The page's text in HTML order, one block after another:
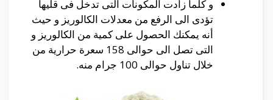
و كلما زادت المكونات التى تدخل فى قليها
تؤدى الى الرفع من معدلات الكالوريز و حيث
أنه يمكنك الحصول على كمية من الكالوريز و
التى تصل الى حوالى 158 سعرة حرارية من
خلال تناول حوالى 100 جرام منه.